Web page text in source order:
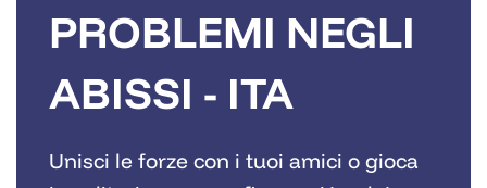
PROBLEMI NEGLI
ABISSI - ITA
Unisci le forze con i tuoi amici o gioca